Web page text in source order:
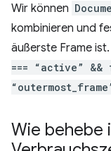
Wir können
kombinieren und
äußerste Frame ist.
=== “active” &&
Wie behebe